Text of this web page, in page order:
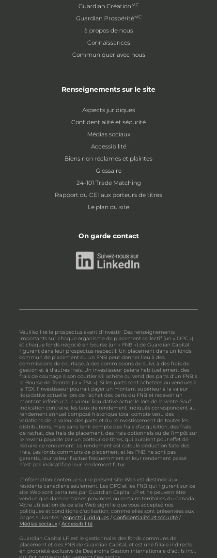
Guardian CréationMC
Guardian ProspéritéMC
à propos de nous
Connaissances
Communiquer avec nous
Renseignements sur le site
Aspects juridiques
Confidentialité et sécurité
Médias sociaux
Accessibilité
Biens non réclamés et plaintes
Glossaire
24-101 Trade Matching
Rapport du CEI aux porteurs de titres
Le plan du site
On garde contact
Veuillez lire le prospectus avant d’investir. Des renseignements
importants sur chaque organisme de placement collectif (un « OPC »)
et chaque fonds négocié en bourse (un « FNB ») de Guardian Capital
figurent dans leur prospectus respectif. Un placement dans un fonds
commun de placement ou un FNB peut donner lieu à des
commissions de courtage, à des commissions de suivi, à des frais de
gestion et à d’autres frais. Un investisseur paiera habituellement des
frais de courtage à son courtier s’il achète ou vend des parts d’un FNB à
la Bourse de Toronto (la « TSX »). Si les parts sont achetées ou vendues à
la TSX, l’investisseur pourrait payer un montant supérieur à la valeur
liquidative actuelle lors de l’achat des parts du FNB et recevoir un
montant inférieur à la valeur liquidative actuelle lors de la vente. Sauf
indication contraire, les taux de rendement indiqués correspondent au
rendement annuel composé historique total compte tenu des
variations de la valeur des parts et du réinvestissement de toutes les
distributions, mais sans tenir compte des frais d’acquisition, des frais
de rachat, des frais de placement, des frais optionnels ou de l’impôt sur
le revenu payable par un porteur de titres, qui auraient pour effet de
réduire ce rendement. Le rendement est calculé déduction faite des
frais. Les fonds communs de placement et les FNB ne sont pas
garantis, leur valeur fluctue fréquemment et leur rendement passé
n’est pas indicatif de leur rendement futur.
L’information contenue sur le présent site Web est destinée aux
résidents canadiens seulement. Les OPC et les FNB qui figurent sur ce
site Web sont parrainés par Guardian Capital LP et ne peuvent être
vendus que dans certaines provinces ou certains territoires du Canada.
Votre utilisation de ce site Web signifie que vous acceptez nos
politiques et conditions d’utilisation, comme elles sont présentées aux
pages suivantes : Aspects juridiques /Confidentialité et sécurité /
Médias sociaux /Accessibilité
Guardian Capital LP est le gestionnaire des fonds communs de
placement et des FNB de Guardian Capital, et est une filiale indirecte
en propriété exclusive de Desjardins Gestion internationale d’actifs inc.,